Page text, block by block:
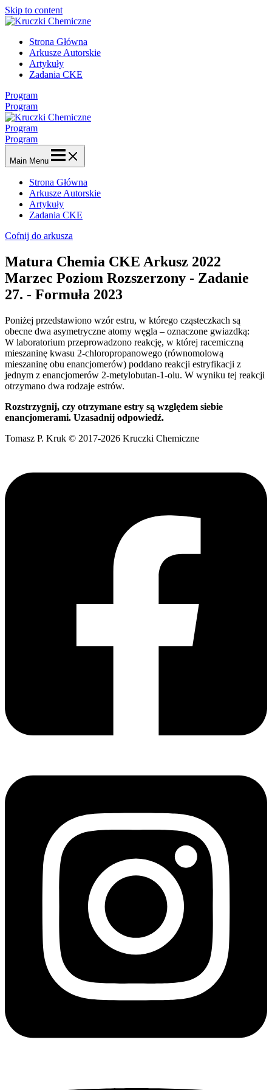
Skip to content
Strona Główna
Arkusze Autorskie
Artykuły
Zadania CKE
Program
Program
Program
Program
Main Menu
Strona Główna
Arkusze Autorskie
Artykuły
Zadania CKE
Cofnij do arkusza
Matura Chemia CKE Arkusz 2022
Marzec Poziom Rozszerzony - Zadanie
27. - Formuła 2023
Poniżej przedstawiono wzór estru, w którego cząsteczkach są
obecne dwa asymetryczne atomy węgla – oznaczone gwiazdką:
W laboratorium przeprowadzono reakcję, w której racemiczną
mieszaninę kwasu 2-chloropropanowego (równomolową
mieszaninę obu enancjomerów) poddano reakcji estryfikacji z
jednym z enancjomerów 2-metylobutan-1-olu. W wyniku tej reakcji
otrzymano dwa rodzaje estrów.
Rozstrzygnij, czy otrzymane estry są względem siebie
enancjomerami. Uzasadnij odpowiedź.
Tomasz P. Kruk © 2017-2026 Kruczki Chemiczne